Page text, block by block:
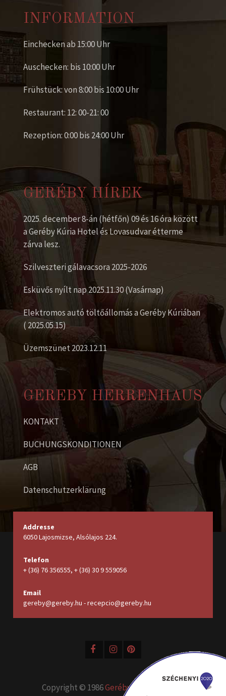
INFORMATION
Einchecken ab 15:00 Uhr
Auschecken: bis 10:00 Uhr
Frühstück: von 8:00 bis 10:00 Uhr
Restaurant: 12: 00-21: 00
Rezeption: 0:00 bis 24:00 Uhr
GERÉBY HÍREK
2025. december 8-án (hétfőn) 09 és 16 óra között
a Geréby Kúria Hotel és Lovasudvar étterme
zárva lesz.
Szilveszteri gálavacsora 2025-2026
Esküvős nyílt nap 2025.11.30 (Vasárnap)
Elektromos autó töltőállomás a Geréby Kúriában
( 2025.05.15)
Üzemszünet 2023.12.11
GEREBY HERRENHAUS
KONTAKT
BUCHUNGSKONDITIONEN
AGB
Datenschutzerklärung
Addresse
6050 Lajosmizse, Alsólajos 224.
Telefon
+ (36) 76 356555, + (36) 30 9 559056
Email
gereby@gereby.hu - recepcio@gereby.hu
Copyright © 1986Geréby Kúria Hotel és